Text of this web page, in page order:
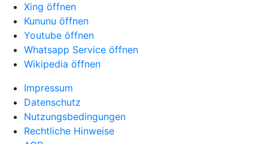
Xing öffnen
Kununu öffnen
Youtube öffnen
Whatsapp Service öffnen
Wikipedia öffnen
Impressum
Datenschutz
Nutzungsbedingungen
Rechtliche Hinweise